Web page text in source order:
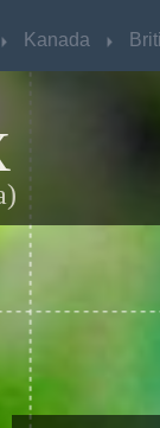
Kanada
Kanada